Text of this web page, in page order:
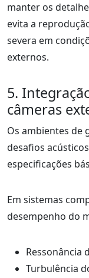
manter os
evita a
severa em
externos.
5.
câmeras
Os ambientes de
desafios
especificações
Em sistemas
desempenho do
Ressonância
Turbulência